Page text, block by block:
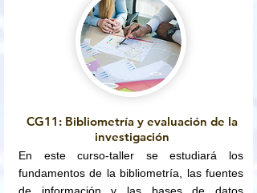
CG11: Bibliometría y evaluación de la
investigación
En este curso-taller se estudiará los
fundamentos de la bibliometría, las fuentes